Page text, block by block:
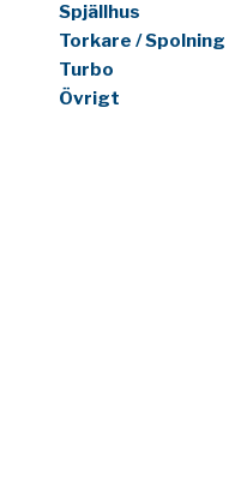
Spjällhus
Torkare / Spolning
Turbo
Övrigt